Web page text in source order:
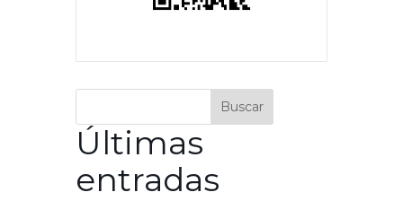
Buscar
Últimas
entradas